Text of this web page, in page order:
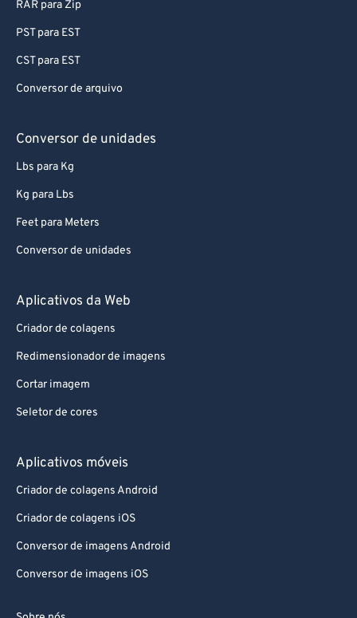
RAR para Zip
PST para EST
CST para EST
Conversor de arquivo
Conversor de unidades
Lbs para Kg
Kg para Lbs
Feet para Meters
Conversor de unidades
Aplicativos da Web
Criador de colagens
Redimensionador de imagens
Cortar imagem
Seletor de cores
Aplicativos móveis
Criador de colagens Android
Criador de colagens iOS
Conversor de imagens Android
Conversor de imagens iOS